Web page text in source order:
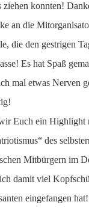
ziehen konnten!
an die
die den gestrigen
Es hat Spaß
mal etwas Nerven
Euch ein Highlight
des
Mitbürgern im
damit viel
eingefangen